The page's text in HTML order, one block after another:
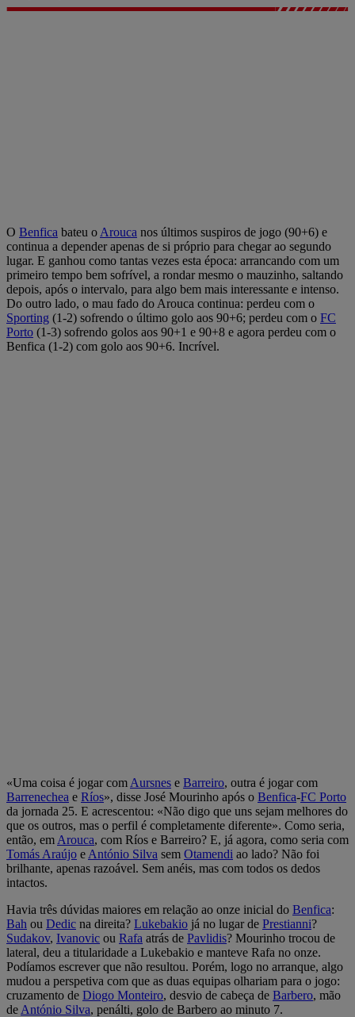
O Benfica bateu o Arouca nos últimos suspiros de jogo (90+6) e
continua a depender apenas de si próprio para chegar ao segundo
lugar. E ganhou como tantas vezes esta época: arrancando com um
primeiro tempo bem sofrível, a rondar mesmo o mauzinho, saltando
depois, após o intervalo, para algo bem mais interessante e intenso.
Do outro lado, o mau fado do Arouca continua: perdeu com o
Sporting (1-2) sofrendo o último golo aos 90+6; perdeu com o FC
Porto (1-3) sofrendo golos aos 90+1 e 90+8 e agora perdeu com o
Benfica (1-2) com golo aos 90+6. Incrível.
«Uma coisa é jogar com Aursnes e Barreiro, outra é jogar com
Barrenechea e Ríos», disse José Mourinho após o Benfica-FC Porto
da jornada 25. E acrescentou: «Não digo que uns sejam melhores do
que os outros, mas o perfil é completamente diferente». Como seria,
então, em Arouca, com Ríos e Barreiro? E, já agora, como seria com
Tomás Araújo e António Silva sem Otamendi ao lado? Não foi
brilhante, apenas razoável. Sem anéis, mas com todos os dedos
intactos.
Havia três dúvidas maiores em relação ao onze inicial do Benfica:
Bah ou Dedic na direita? Lukebakio já no lugar de Prestianni?
Sudakov, Ivanovic ou Rafa atrás de Pavlidis? Mourinho trocou de
lateral, deu a titularidade a Lukebakio e manteve Rafa no onze.
Podíamos escrever que não resultou. Porém, logo no arranque, algo
mudou a perspetiva com que as duas equipas olhariam para o jogo:
cruzamento de Diogo Monteiro, desvio de cabeça de Barbero, mão
de António Silva, penálti, golo de Barbero ao minuto 7.